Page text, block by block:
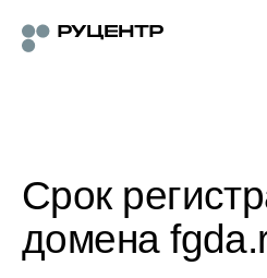
Срок
домена